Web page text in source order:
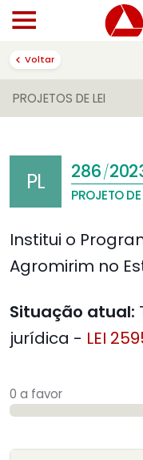
Voltar
PROJETOS DE LEI
PL 286/
PROJETO DE
Institui o
Agromirim no
Situação atual:
jurídica - LEI
0 a favor